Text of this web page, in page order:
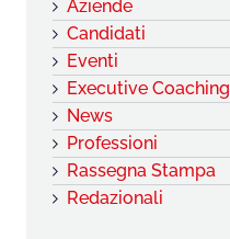
Aziende
Candidati
Eventi
Executive Coaching
News
Professioni
Rassegna Stampa
Redazionali